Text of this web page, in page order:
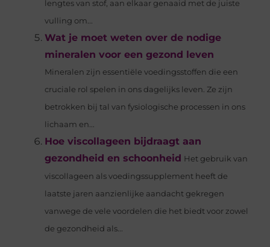
lengtes van stof, aan elkaar genaaid met de juiste
vulling om...
Wat je moet weten over de nodige
mineralen voor een gezond leven
Mineralen zijn essentiële voedingsstoffen die een
cruciale rol spelen in ons dagelijks leven. Ze zijn
betrokken bij tal van fysiologische processen in ons
lichaam en...
Hoe viscollageen bijdraagt aan
gezondheid en schoonheid Het gebruik van
viscollageen als voedingssupplement heeft de
laatste jaren aanzienlijke aandacht gekregen
vanwege de vele voordelen die het biedt voor zowel
de gezondheid als...